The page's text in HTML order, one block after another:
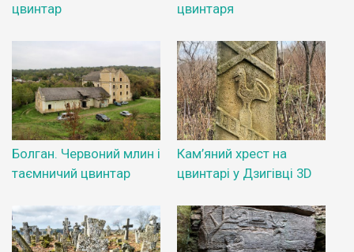
цвинтар
цвинтаря
Болган. Червоний млин і
таємничий цвинтар
Кам’яний хрест на
цвинтарі у Дзигівці 3D